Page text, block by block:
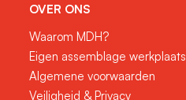
OVER ONS
Waarom MDH?
Eigen assemblage werkplaats
Algemene voorwaarden
Veiligheid & Privacy